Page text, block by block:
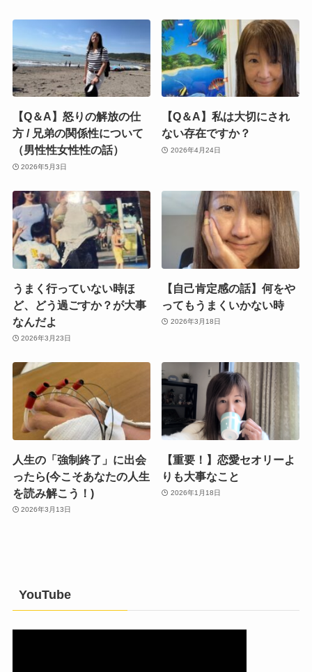
【Q＆A】怒りの解放の仕
方 / 兄弟の関係性について
（男性性女性性の話）
2026年5月3日
【Q＆A】私は大切にされ
ない存在ですか？
2026年4月24日
うまく行っていない時ほ
ど、どう過ごすか？が大事
なんだよ
2026年3月23日
【自己肯定感の話】何をや
ってもうまくいかない時
2026年3月18日
人生の「強制終了」に出会
ったら(今こそあなたの人生
を読み解こう！)
2026年3月13日
【重要！】恋愛セオリーよ
りも大事なこと
2026年1月18日
YouTube